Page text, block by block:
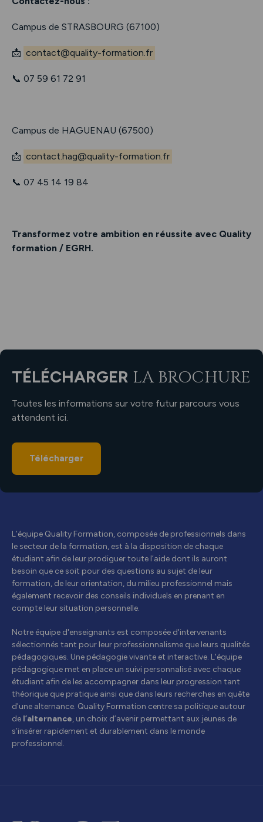
Campus de STRASBOURG (67100)
📩 contact@quality-formation.fr
📞 07 59 61 72 91
Campus de HAGUENAU (67500)
📩 contact.hag@quality-formation.fr
📞 07 45 14 19 84
Transformez votre ambition en réussite avec Quality
formation / EGRH.
TÉLÉCHARGER LA BROCHURE
Toutes les informations sur votre futur parcours vous
attendent ici.
Télécharger
L’équipe Quality Formation, composée de professionnels dans
le secteur de la formation, est à la disposition de chaque
étudiant afin de leur prodiguer toute l’aide dont ils auront
besoin que ce soit pour des questions au sujet de leur
formation, de leur orientation, du milieu professionnel mais
également recevoir des conseils individuels en prenant en
compte leur situation personnelle.
Notre équipe d'enseignants est composée d'intervenants
sélectionnés tant pour leur professionnalisme que leurs qualités
pédagogiques. Une pédagogie vivante et interactive. L'équipe
pédagogique met en place un suivi personnalisé avec chaque
étudiant afin de les accompagner dans leur progression tant
théorique que pratique ainsi que dans leurs recherches en quête
d'une alternance. Quality Formation centre sa politique autour
de l’alternance, un choix d’avenir permettant aux jeunes de
s’insérer rapidement et durablement dans le monde
professionnel.